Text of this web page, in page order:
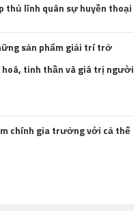
thủ lĩnh quân sự huyền thoại
sản phẩm giải trí trở
tinh thần và giá trị người
chính gia trưởng với cả thế